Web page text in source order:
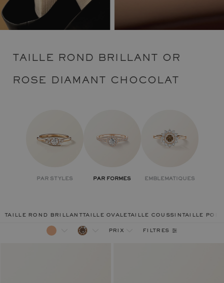
TAILLE ROND BRILLANT OR
ROSE DIAMANT CHOCOLAT
PAR STYLES PAR FORMES EMBLEMATIQUES
taille rond brillanttaille ovaletaille coussin taille
prix filtres